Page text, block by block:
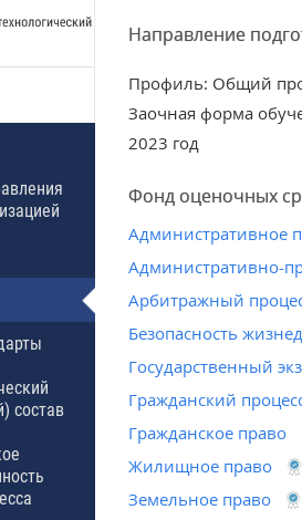
Направление
Профиль: Общий
Заочная форма
2023 год
Фонд оценочных
Административное
Административно-
Арбитражный
Безопасность
Государственный
Гражданский
Гражданское право
Жилищное право
Земельное право
состав